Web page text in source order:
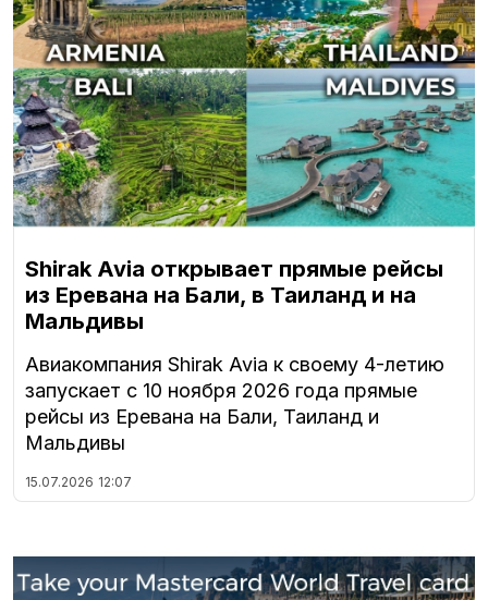
Shirak Avia открывает прямые рейсы
из Еревана на Бали, в Таиланд и на
Мальдивы
Авиакомпания Shirak Avia к своему 4-летию
запускает с 10 ноября 2026 года прямые
рейсы из Еревана на Бали, Таиланд и
Мальдивы
15.07.2026 12:07